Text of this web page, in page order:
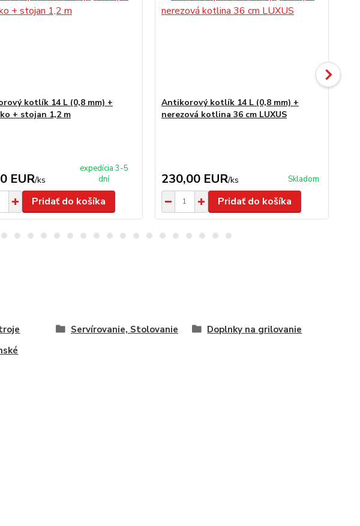
kotlík 14 L (0,8 mm) +
+ stojan 1,2 m
EUR/ks
expedícia 3-5
dní
Pridať do košíka
Antikorový kotlík 14 L (0,8 mm) +
nerezová kotlina 36 cm LUXUS
230,00 EUR/ks Skladom
Pridať do košíka
Servírovanie, Stolovanie
Doplnky na grilovanie